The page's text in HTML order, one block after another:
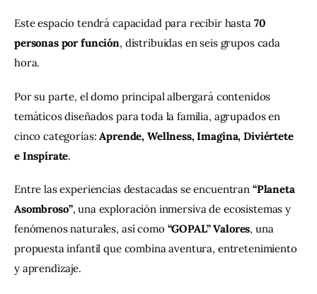
Este espacio tendrá capacidad para recibir hasta 70
personas por función, distribuidas en seis grupos cada
hora.
Por su parte, el domo principal albergará contenidos
temáticos diseñados para toda la familia, agrupados en
cinco categorías: Aprende, Wellness, Imagina, Diviértete
e Inspírate.
Entre las experiencias destacadas se encuentran “Planeta
Asombroso”, una exploración inmersiva de ecosistemas y
fenómenos naturales, así como “GOPAL” Valores, una
propuesta infantil que combina aventura, entretenimiento
y aprendizaje.